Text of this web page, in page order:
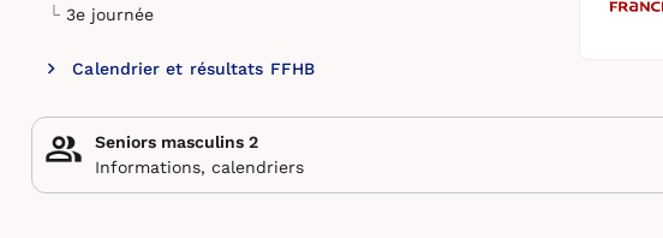
3e journée
Calendrier et résultats FFHB
Seniors masculins 2
Informations, calendriers